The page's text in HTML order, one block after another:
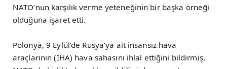
NATO’nun karşılık verme yeteneğinin bir başka örneği
olduğuna işaret etti.
Polonya, 9 Eylül’de Rusya’ya ait insansız hava
araçlarının (İHA) hava sahasını ihlal ettiğini bildirmiş,